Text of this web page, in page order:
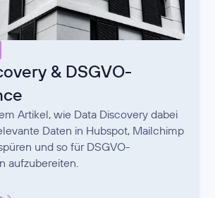
& DSGVO-
Artikel, wie Data Discovery dabei
Daten in Hubspot, Mailchimp
und so für DSGVO-
aufzubereiten.